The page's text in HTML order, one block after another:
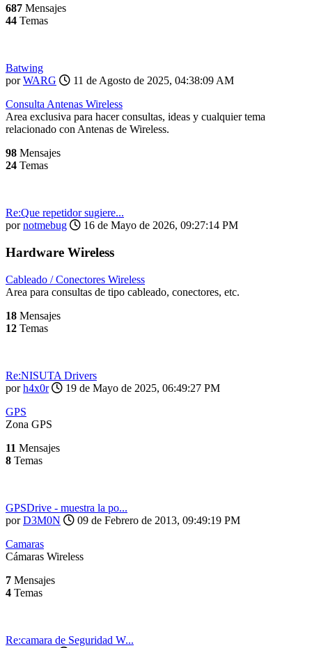
687 Mensajes
44 Temas
Batwing
porWARG
11 de Agosto de 2025, 04:38:09 AM
Consulta Antenas Wireless
Area exclusiva para hacer consultas, ideas y cualquier tema
relacionado con Antenas de Wireless.
98 Mensajes
24 Temas
Re:Que repetidor sugiere...
pornotmebug 16 de Mayo de 2026, 09:27:14 PM
Hardware Wireless
Cableado / Conectores Wireless
Area para consultas de tipo cableado, conectores, etc.
18 Mensajes
12 Temas
Re:NISUTA Drivers
porh4x0r
19 de Mayo de 2025, 06:49:27 PM
GPS
Zona GPS
11 Mensajes
8 Temas
GPSDrive - muestra la po...
porD3M0N
09 de Febrero de 2013, 09:49:19 PM
Camaras
Cámaras Wireless
7 Mensajes
4 Temas
Re:camara de Seguridad W...